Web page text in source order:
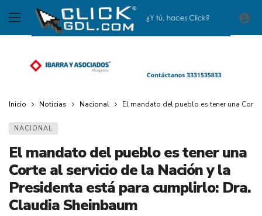
Inicio Noticias Nacional El mandato del pueblo es tener una
NACIONAL
El mandato del pueblo es tener una
Corte al servicio de la Nación y la
Presidenta está para cumplirlo: Dra.
Claudia Sheinbaum